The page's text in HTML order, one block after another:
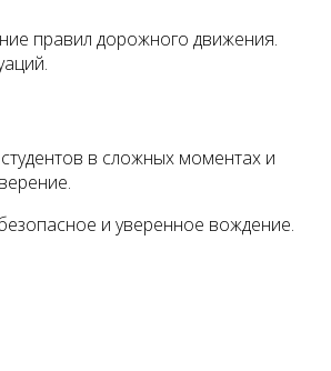
правил дорожного движения.
в сложных моментах и
и уверенное вождение.